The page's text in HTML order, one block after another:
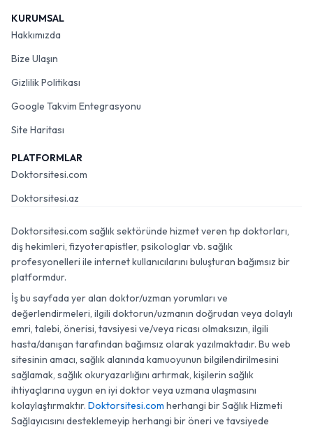
KURUMSAL
Hakkımızda
Bize Ulaşın
Gizlilik Politikası
Google Takvim Entegrasyonu
Site Haritası
PLATFORMLAR
Doktorsitesi.com
Doktorsitesi.az
Doktorsitesi.com sağlık sektöründe hizmet veren tıp doktorları,
diş hekimleri, fizyoterapistler, psikologlar vb. sağlık
profesyonelleri ile internet kullanıcılarını buluşturan bağımsız bir
platformdur.
İş bu sayfada yer alan doktor/uzman yorumları ve
değerlendirmeleri, ilgili doktorun/uzmanın doğrudan veya dolaylı
emri, talebi, önerisi, tavsiyesi ve/veya ricası olmaksızın, ilgili
hasta/danışan tarafından bağımsız olarak yazılmaktadır. Bu web
sitesinin amacı, sağlık alanında kamuoyunun bilgilendirilmesini
sağlamak, sağlık okuryazarlığını artırmak, kişilerin sağlık
ihtiyaçlarına uygun en iyi doktor veya uzmana ulaşmasını
kolaylaştırmaktır. Doktorsitesi.com herhangi bir Sağlık Hizmeti
Sağlayıcısını desteklemeyip herhangi bir öneri ve tavsiyede